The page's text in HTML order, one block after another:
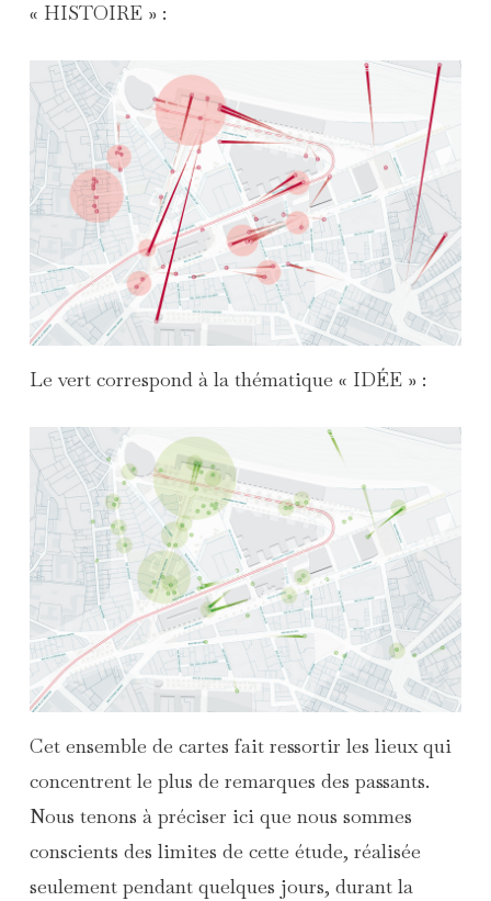
« HISTOIRE » :
Le vert correspond à la thématique « IDÉE » :
Cet ensemble de cartes fait ressortir les lieux qui
concentrent le plus de remarques des passants.
Nous tenons à préciser ici que nous sommes
conscients des limites de cette étude, réalisée
seulement pendant quelques jours, durant la